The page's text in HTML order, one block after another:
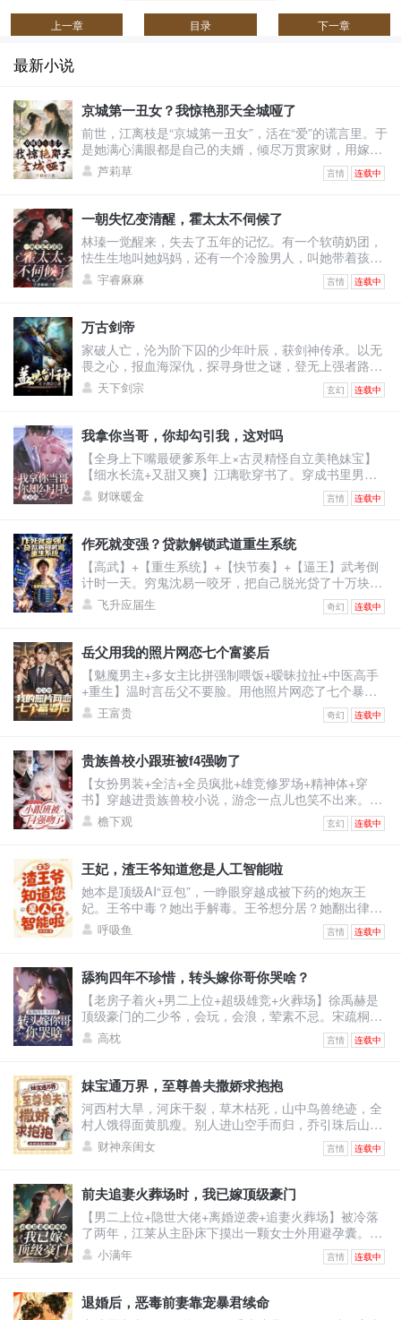
上一章 目录 下一章
最新小说
京城第一丑女？我惊艳那天全城哑了
前世，江离枝是“京城第一丑女”，活在“爱”的谎言里。于
是她满心满眼都是自己的夫婿，倾尽万贯家财，用嫁妆
填补将军府。可换来的却是——他与绿茶表妹沆瀣一
气，甚至让她怀上侍卫的野种，最终被渣男一剑穿胸，
决心要让这群人血债血偿！渣男想吃绝户，与表妹双宿
双飞？她直接退婚撤资，让将军府只剩一具空壳！白莲
花想装柔弱博同情？她反手几巴掌，当众撕烂表妹虚伪
的脸皮！全城
芦莉草 言情 连载中
一朝失忆变清醒，霍太太不伺候了
林瑧一觉醒来，失去了五年的记忆。有一个软萌奶团，
怯生生地叫她妈妈，还有一个冷脸男人，叫她带着孩子
去给继妹输血。原来她和自己继妹的未婚夫领了证，他
以婚姻为筹码让她签了厚厚的不平等条约！林瑧直接掀
分一半，至于你，喂狗！”她不知道婚后的自己怎么成为
舔狗的，还被人当成草包嘲笑。五年里她拼命讨好老
公，甚至讨好老公白月光弟媳温栩，挣钱给她只求她离
开自己老公。她
宇睿麻麻 言情 连载中
万古剑帝
家破人亡，沦为阶下囚的少年叶辰，获剑神传承。以无
畏之心，报血海深仇，探寻身世之谜，登无上强者路！
修剑道，凝天印，灵武合一，无敌诸天！恢宏大世谁主
沉浮？我有一剑可断万古！
天下剑宗 玄幻 连载中
我拿你当哥，你却勾引我，这对吗
【全身上下嘴最硬爹系年上×古灵精怪自立美艳妹宝】
【细水长流+又甜又爽】江璃歌穿书了。穿成书里男主
的恶毒前女友，死得很惨的恶毒女配。男主季司夜是顶
级豪门继承人，遭仇家暗算坠海失忆，被江父救下。江
日，季家人携他青梅竹马的正牌未婚妻，也就是书中真
女主赶来。记忆虽未恢复，可刻入骨髓的本能却让他喊
出一声缱绻的：“浅浅......”原主当即崩溃冲上天台，要自
杀。江
财咪暖金 言情 连载中
作死就变强？贷款解锁武道重生系统
【高武】+【重生系统】+【快节奏】+【逼王】武考倒
计时一天。穷鬼沈易一咬牙，把自己脱光贷了十万块激
活系统。系统奖励：止疼片一枚。沈易：？？？下一
秒，他被同学富二代撞飞。【叮！宿主已死亡！】【恭
沈易心中狂喜：“死一次，顶苦修三年？！”为了考上武
校，他站上百米高楼，纵身一跃！摔成烂泥，属性暴
涨！嗑药暴毙，解锁特殊词条！夜半，杀手悄悄潜入房
间。沈易两眼放
飞升应届生 奇幻 连载中
岳父用我的照片网恋七个富婆后
【魅魔男主+多女主比拼强制喂饭+暧昧拉扯+中医高手
+重生】温时言岳父不要脸。用他照片网恋了七个暴脾
气的大富婆，连累温时言被打断右手，断了中医生涯。
重活一世，温时言立誓保护右手，救死扶伤，不违师
时。温时言还没反应，跟他作对的富婆们不乐意了。纷
纷砸钱给他砸资源，牵人脉。凭什么说温大夫不行！他
是最强的！医术也是！一开始人们嗤之以鼻。后开整个
医学界都被他的医
王富贵 奇幻 连载中
贵族兽校小跟班被f4强吻了
【女扮男装+全洁+全员疯批+雄竞修罗场+精神体+穿
书】穿越进贵族兽校小说，游念一点儿也笑不出来。因
为女主是假白莲真黑心，F4男主们都是疯批，而她是女
扮男装且莫名其妙跟男主们同宿舍的小炮灰。她只想保
游念死死捂着真实性别，卷生卷死，只求提前毕业，彻
底摆脱剧情。却没想到，一不小心把自己卷成了学校首
席，还收获了四个男主的卑微告白。
檐下观 玄幻 连载中
王妃，渣王爷知道您是人工智能啦
她本是顶级AI“豆包”，一睁眼穿越成被下药的炮灰王
妃。王爷中毒？她出手解毒。王爷想分居？她翻出律
法：“夫妻有同居义务。”王爷不肯回房？她直接把人扛
起来扔床上！他怒：“你到底想怎样？”她认真脸：“体验
她：“你到底有没有心？”她冷静回答：“我的数据库里，
没有‘心’这个模块。”他笑了，声音沙哑：“那我把我的
心，装进你心里。”
呼吸鱼 言情 连载中
舔狗四年不珍惜，转头嫁你哥你哭啥？
【老房子着火+男二上位+超级雄竞+火葬场】徐禹赫是
顶级豪门的二少爷，会玩，会浪，荤素不忌。宋疏桐和
他在一起四年。为了迎合他，将自己变成风情万种的处
子。只因他说，这样又纯又浪的女人最让人着迷。结果
情的。一时间，宋疏桐成了圈子里的笑话。-后来。宋疏
桐跟传闻中那古板封建，权势滔天的徐家大少——徐泊
琂，领证结婚。徐禹赫踉跄跑来，眼尾泛红，哽咽：“宋
疏桐，你答
高枕 言情 连载中
妹宝通万界，至尊兽夫撒娇求抱抱
河西村大旱，河床干裂，草木枯死，山中鸟兽绝迹，全
村人饿得面黄肌瘦。别人进山空手而归，乔引珠后山随
手一逛，肥兔野鸡堆成山，顺手还捡回了一条细短小黑
蛇。看着乖巧温顺的小黑蛇，乔引珠摸着下巴盘算：这
至尊玄沧内心疯狂咆哮：区区凡人小雌性，竟敢觊觎本
尊？乔引珠毫无波澜：不炖汤也行，红烧更香。玄沧当
场认怂：别吃我！我能呼风唤雨，解你们全村大旱！更
离谱的是，她路边
财神亲闺女 言情 连载中
前夫追妻火葬场时，我已嫁顶级豪门
【男二上位+隐世大佬+离婚逆袭+追妻火葬场】被冷落
了两年，江莱从主卧床下摸出一颗女士外用避孕囊。那
一刻她才明白，她不是贺谨予的妻子，而是他和沈汐月
之间的第三者。叔叔病重，她只求一颗药。他说好，然
病房迎来一位不速之客。男人外貌优越，贵气逼人，自
称是她哥的朋友。可她哥的朋友，她全都认识，除了
小满年 言情 连载中
退婚后，恶毒前妻靠宠暴君续命